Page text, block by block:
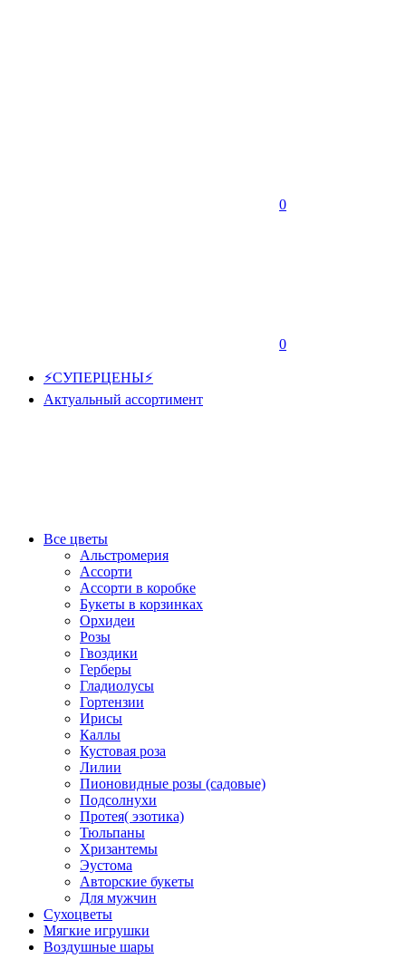
0
0
⚡СУПЕРЦЕНЫ⚡
Актуальный ассортимент
Все цветы
Альстромерия
Ассорти
Ассорти в коробке
Букеты в корзинках
Орхидеи
Розы
Гвоздики
Герберы
Гладиолусы
Гортензии
Ирисы
Каллы
Кустовая роза
Лилии
Пионовидные розы (садовые)
Подсолнухи
Протея( эзотика)
Тюльпаны
Хризантемы
Эустома
Авторские букеты
Для мужчин
Сухоцветы
Мягкие игрушки
Воздушные шары